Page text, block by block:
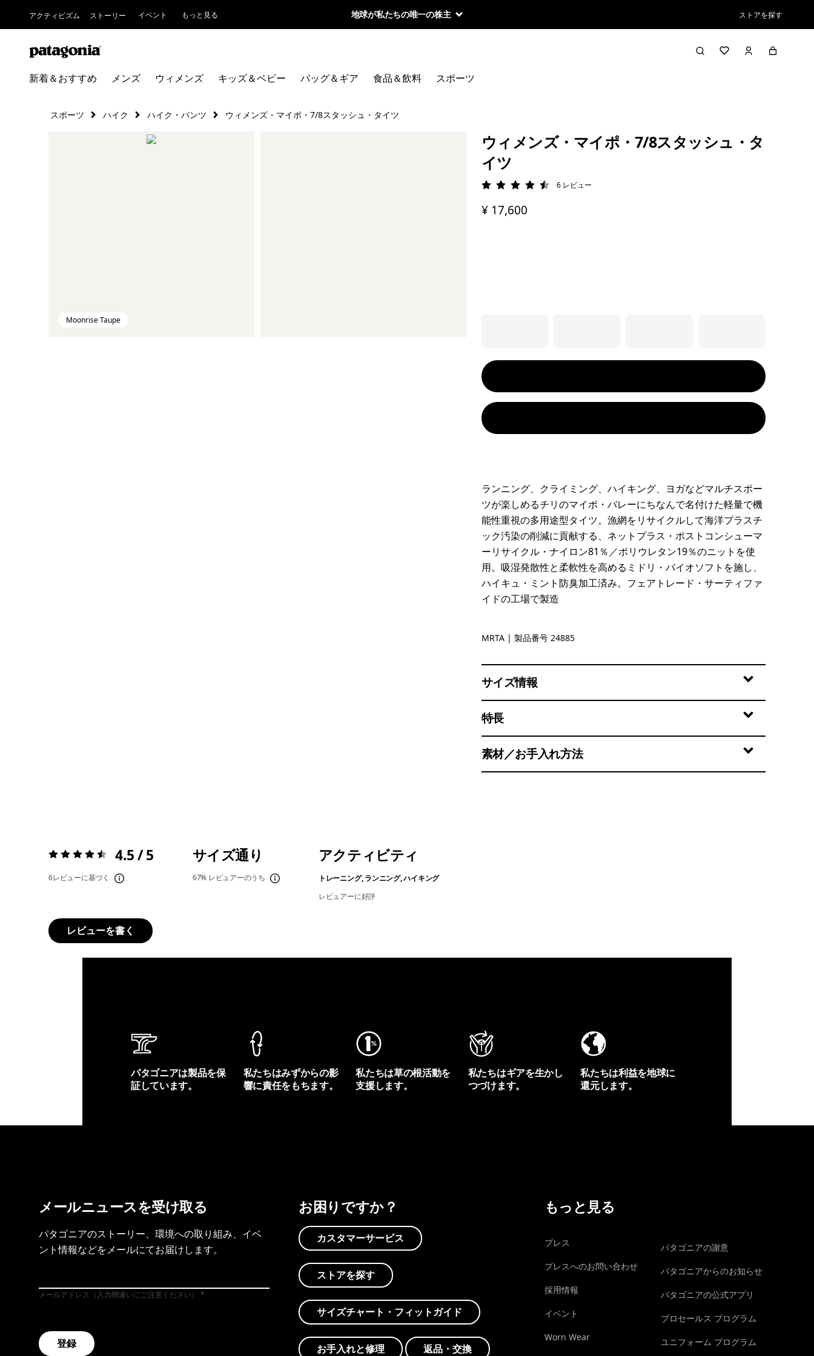
アクティビズム ストーリー イベント もっと見る 地球が私たちの唯一の株主 ストアを探す
新着＆おすすめ メンズ ウィメンズ キッズ＆ベビー バッグ＆ギア 食品＆飲料 スポーツ
スポーツ ハイク ハイク・パンツ ウィメンズ・マイポ・7/8スタッシュ・タイツ
Moonrise Taupe
ウィメンズ・マイポ・7/8スタッシュ・タ
イツ
評価: 4.5 / 5
6 レビュー
¥ 17,600
ランニング、クライミング、ハイキング、ヨガなどマルチスポー
ツが楽しめるチリのマイポ・バレーにちなんで名付けた軽量で機
能性重視の多用途型タイツ。漁網をリサイクルして海洋プラスチ
ック汚染の削減に貢献する、ネットプラス・ポストコンシューマ
ーリサイクル・ナイロン81％／ポリウレタン19％のニットを使
用。吸湿発散性と柔軟性を高めるミドリ・バイオソフトを施し、
ハイキュ・ミント防臭加工済み。フェアトレード・サーティファ
イドの工場で製造
Moonrise Taupe
MRTA | 製品番号 24885
サイズ情報
特長
素材／お手入れ方法
評価:4.5 / 5 4.5 / 5
6レビューに基づく
サイズ通り
67% レビュアーのうち
アクティビティ
トレーニング, ランニング, ハイキング
レビュアーに好評
レビューを書く
パタゴニアは製品を保
証しています。
私たちはみずからの影
響に責任をもちます。
私たちは草の根活動を
支援します。
私たちはギアを生かし
つづけます。
私たちは利益を地球に
還元します。
メールニュースを受け取る
パタゴニアのストーリー、環境への取り組み、イベ
ント情報などをメールにてお届けします。
メールアドレス（入力間違いにご注意ください）
登録
お困りですか？
カスタマーサービス
ストアを探す
サイズチャート・フィットガイド
お手入れと修理 返品・交換
もっと見る
プレス
プレスへのお問い合わせ
採用情報
イベント
Worn Wear
パタゴニアの謝意
パタゴニアからのお知らせ
パタゴニアの公式アプリ
プロセールス プログラム
ユニフォーム プログラム